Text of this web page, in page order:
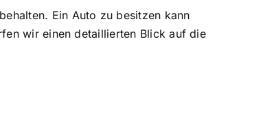
. Ein Auto zu besitzen kann
wir einen detaillierten Blick auf die